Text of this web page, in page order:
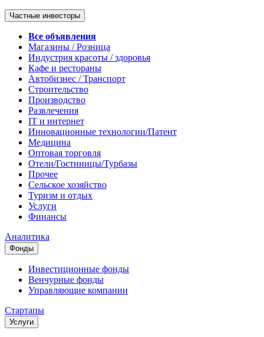
Частные инвесторы
Все объявления
Магазины / Розница
Индустрия красоты / здоровья
Кафе и рестораны
Автобизнес / Транспорт
Строительство
Производство
Развлечения
IT и интернет
Инновационные технологии/Патент
Медицина
Оптовая торговля
Отели/Гостиницы/Турбазы
Прочее
Сельское хозяйство
Туризм и отдых
Услуги
Финансы
Аналитика
Фонды
Инвестиционные фонды
Венчурные фонды
Управляющие компании
Стартапы
Услуги